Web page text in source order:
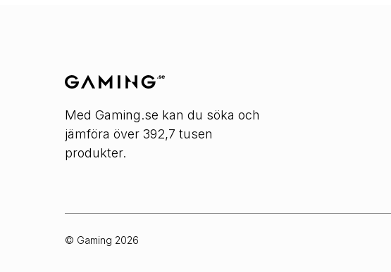
Med Gaming.se kan du söka och
jämföra över 392,7 tusen
produkter.
© Gaming 2026